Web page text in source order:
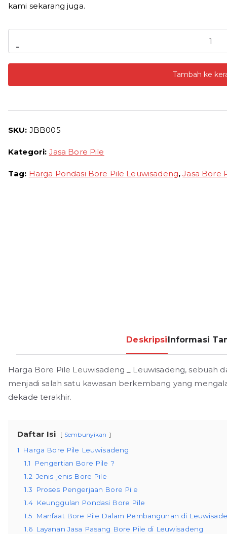
kami sekarang juga.
-
Harga
Bore
Per
Pertitik
Tambah ke
SKU: JBB005
Kategori: Jasa Bore Pile
Tag: Harga Pondasi Bore Pile Leuwisadeng,Jasa Bore
Deskripsi Informasi
Harga Bore Pile Leuwisadeng _ Leuwisadeng,
menjadi salah satu kawasan berkembang yang
dekade terakhir.
Daftar Isi Sembunyikan
1
Harga Bore Pile Leuwisadeng
1.1
Pengertian Bore Pile ?
1.2 Jenis-jenis Bore Pile
1.3
Proses Pengerjaan Bore Pile
1.4 Keunggulan Pondasi Bore Pile
1.5
Manfaat Bore Pile Dalam Pembangunan di
1.6 Layanan Jasa Pasang Bore Pile di Leuwisadeng